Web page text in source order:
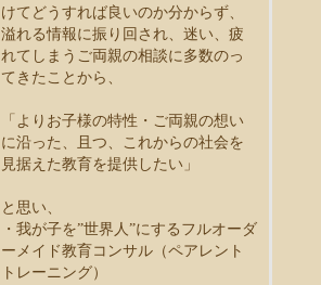
けてどうすれば良いのか分からず、
溢れる情報に振り回され、迷い、疲
れてしまうご両親の相談に多数のっ
てきたことから、
「よりお子様の特性・ご両親の想い
に沿った、且つ、これからの社会を
見据えた教育を提供したい」
と思い、
・我が子を”世界人”にするフルオーダ
ーメイド教育コンサル（ペアレント
トレーニング）